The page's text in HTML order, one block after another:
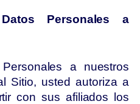
Personales a
a nuestros
Sitio, usted autoriza a
con sus afiliados los